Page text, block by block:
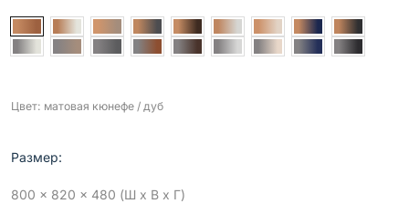
Цвет: матовая кюнефе / дуб
Размер:
800 x 820 x 480 (Ш x В x Г)